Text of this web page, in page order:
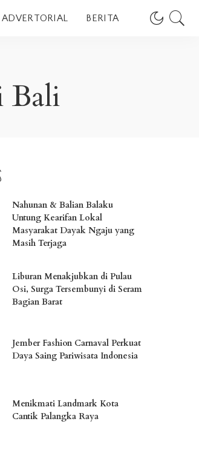
ADVERTORIAL BERITA
Bali
Nahunan & Balian Balaku
Untung Kearifan Lokal
Masyarakat Dayak Ngaju yang
Masih Terjaga
Liburan Menakjubkan di Pulau
Osi, Surga Tersembunyi di Seram
Bagian Barat
Jember Fashion Carnaval Perkuat
Daya Saing Pariwisata Indonesia
Menikmati Landmark Kota
Cantik Palangka Raya